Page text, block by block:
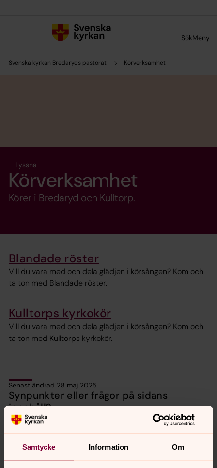
Samtycke Information Om
SökMeny
Svenska kyrkan Bredaryds pastorat Körverksamhet
Lyssna
Körverksamhet
Körer i Bredaryd och Kulltorp.
Blandade röster
Vill du vara med och dela glädjen i körsången? Kom och
ta ton med Blandade röster.
Kulltorps kyrkokör
Vill du vara med och dela glädjen i körsången? Kom och
ta ton med Kulltorps kyrkokör.
Senast ändrad 28 maj 2025
Synpunkter eller frågor på sidans
innehåll?
bredaryd.pastorat@svenskakyrkan.se